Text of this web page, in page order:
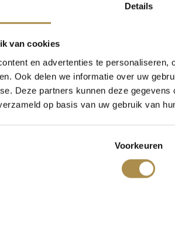
Details
van cookies
en advertenties te
Ook delen we informatie over uw
Deze partners kunnen deze
op basis van uw gebruik van
Voorkeuren